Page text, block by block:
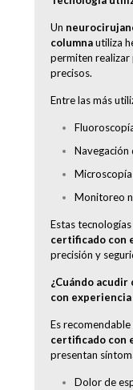
Un
columnautiliza
permiten realizar
precisos.
Entre las más
Navegación
Monitoreo
Estas
certificado con
precisión y
¿Cuándo
con experiencia
Es
certificado con
presentan
Dolor de